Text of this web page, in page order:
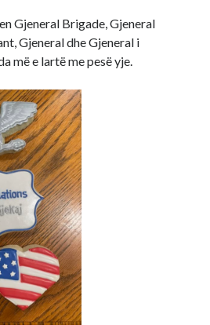
Gjeneral Brigade, Gjeneral
Gjeneral dhe Gjeneral i
më e lartë me pesë yje.